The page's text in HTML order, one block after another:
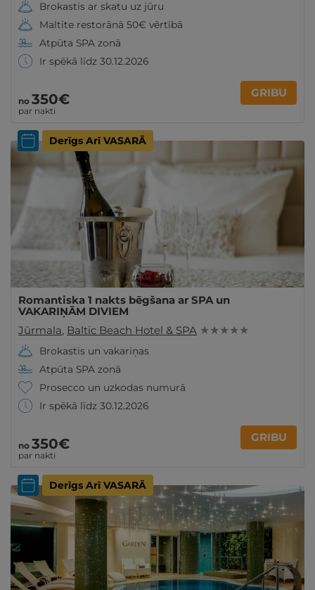
Brokastis ar skatu uz jūru
Maltīte restorānā 50€ vērtībā
Atpūta SPA zonā
Ir spēkā līdz 30.12.2026
no 350€
par nakti
GRIBU
Derīgs Arī VASARĀ
Romantiska 1 nakts bēgšana ar SPA un
VAKARIŅĀM DIVIEM
Jūrmala, Baltic Beach Hotel & SPA ★ ★ ★ ★ ★
Brokastis un vakariņas
Atpūta SPA zonā
Prosecco un uzkodas numurā
Ir spēkā līdz 30.12.2026
no 350€
par nakti
GRIBU
Derīgs Arī VASARĀ